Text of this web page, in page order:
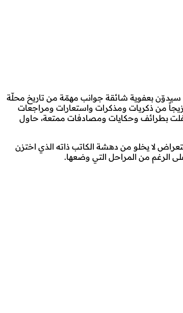
سيدوّن بعفوية شائقة جوانب مهمّة من تاريخ محلّة
من ذكريات ومذكرات واستعارات ومراجعات
بطرائف وحكايات ومصادفات ممتعة، حاول
لا يخلو من دهشة الكاتب ذاته الذي اختزن
الرغم من المراحل التي وضعها.